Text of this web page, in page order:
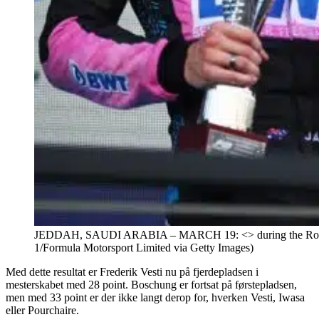
JEDDAH, SAUDI ARABIA – MARCH 19: <> during the
1/Formula Motorsport Limited via Getty Images)
Med dette resultat er Frederik Vesti nu på fjerdepladsen i
mesterskabet med 28 point. Boschung er fortsat på førstepladsen,
men med 33 point er der ikke langt derop for, hverken Vesti, Iwasa
eller Pourchaire.